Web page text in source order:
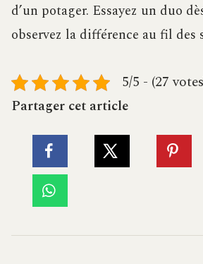
d’un potager. Essayez un duo
observez la différence au fil des
5/5 - (27
Partager cet article